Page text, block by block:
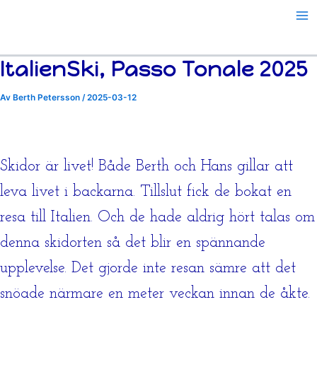
ItalienSki, Passo Tonale 2025
Av Berth Petersson /2025-03-12
Skidor är livet! Både Berth och Hans gillar att
leva livet i backarna. Tillslut fick de bokat en
resa till Italien. Och de hade aldrig hört talas om
denna skidorten så det blir en spännande
upplevelse. Det gjorde inte resan sämre att det
snöade närmare en meter veckan innan de åkte.